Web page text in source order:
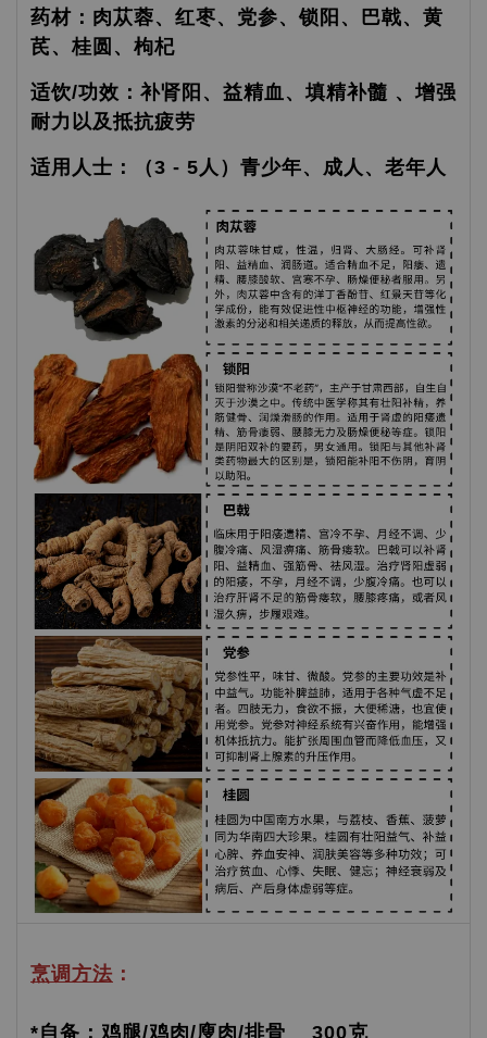
药材：肉苁蓉、红枣、党参、锁阳、巴戟、黄
芪、桂圆、枸杞
适饮/功效：补肾阳、益精血、填精补髓 、增强
耐力以及抵抗疲劳
适用人士：（3 - 5人）青少年、成人、老年人
烹调方法 ：
*自备：鸡腿/鸡肉/廋肉/排骨 300克